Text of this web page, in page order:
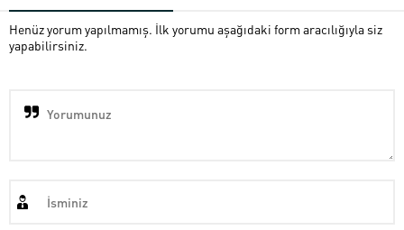
Henüz yorum yapılmamış. İlk yorumu aşağıdaki form aracılığıyla siz
yapabilirsiniz.